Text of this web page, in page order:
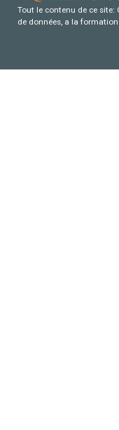
Tout le contenu de ce
de données, a la